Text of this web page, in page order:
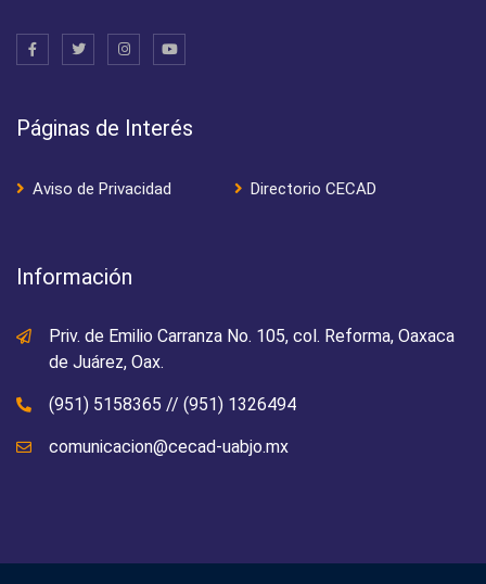
Páginas de Interés
Aviso de Privacidad Directorio CECAD
Información
Priv. de Emilio Carranza No. 105, col. Reforma, Oaxaca
de Juárez, Oax.
(951) 5158365 // (951) 1326494
comunicacion@cecad-uabjo.mx